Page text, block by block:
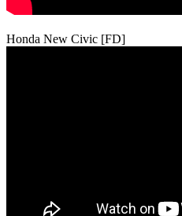
Honda New Civic [FD]